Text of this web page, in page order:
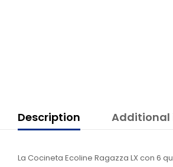
Description
La Cocineta Ecoline Ragazza LX con